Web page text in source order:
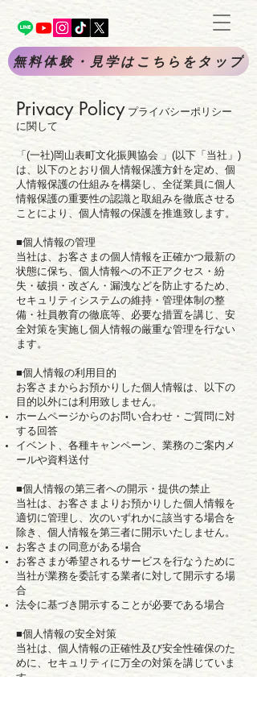
無料体験・見学はこちらをタップ
Privacy Policy プライバシーポリシー
に関して
「(一社)岡山表町文化振興協会 」(以下「当社」)
は、以下のとおり個人情報保護方針を定め、個
人情報保護の仕組みを構築し、全従業員に個人
情報保護の重要性の認識と取組みを徹底させる
ことにより、個人情報の保護を推進致します。
■個人情報の管理
当社は、お客さまの個人情報を正確かつ最新の
状態に保ち、個人情報への不正アクセス・紛
失・破損・改ざん・漏洩などを防止するため、
セキュリティシステムの維持・管理体制の整
備・社員教育の徹底等、必要な措置を講じ、安
全対策を実施し個人情報の厳重な管理を行ない
ます。
■個人情報の利用目的
お客さまからお預かりした個人情報は、以下の
目的以外には利用致しません。
ホームページからのお問い合わせ・ご質問に対
する回答
イベント、各種キャンペーン、業務のご案内メ
ールや資料送付
■個人情報の第三者への開示・提供の禁止
当社は、お客さまよりお預かりした個人情報を
適切に管理し、次のいずれかに該当する場合を
除き、個人情報を第三者に開示いたしません。
お客さまの同意がある場合
お客さまが希望されるサービスを行なうために
当社が業務を委託する業者に対して開示する場
合
法令に基づき開示することが必要である場合
■個人情報の安全対策
当社は、個人情報の正確性及び安全性確保のた
めに、セキュリティに万全の対策を講じていま
す。